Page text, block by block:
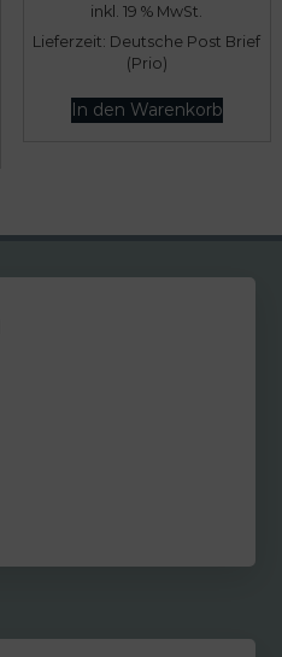
inkl. 19 % MwSt.
Lieferzeit: Deutsche Post Brief
(Prio)
In den Warenkorb